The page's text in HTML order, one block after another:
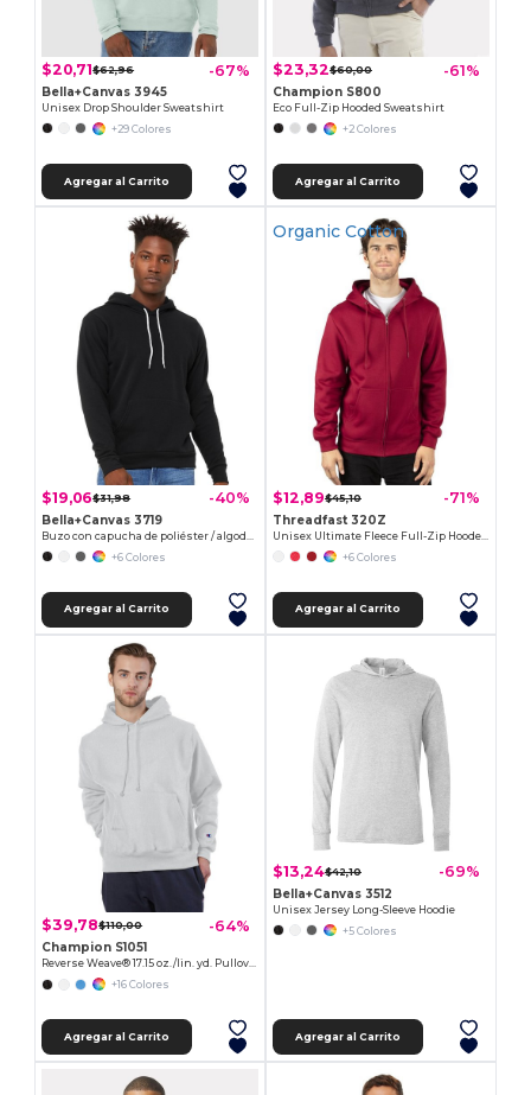
$20,71$62,96 -67%
Bella+Canvas 3945
Unisex Drop Shoulder Sweatshirt
+29 Colores
Agregar al Carrito
$23,32$60,00 -61%
Champion S800
Eco Full-Zip Hooded Sweatshirt
+2 Colores
Agregar al Carrito
$19,06$31,98 -40%
Bella+Canvas 3719
+6 Colores
Agregar al Carrito
Organic Cotton
$12,89$45,10 -71%
Threadfast 320Z
+6 Colores
Agregar al Carrito
$39,78$110,00 -64%
Champion S1051
Reverse Weave® 17.15 oz./lin. yd. Pullover Hood
+16 Colores
Agregar al Carrito
$13,24$42,10 -69%
Bella+Canvas 3512
Unisex Jersey Long-Sleeve Hoodie
+5 Colores
Agregar al Carrito